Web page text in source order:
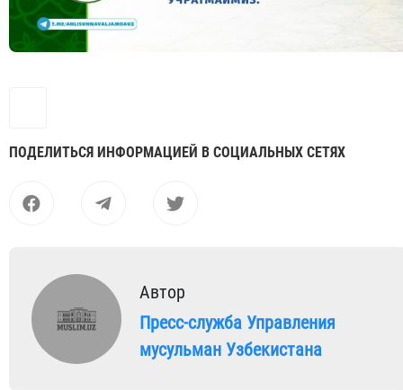
ПОДЕЛИТЬСЯ ИНФОРМАЦИЕЙ В СОЦИАЛЬНЫХ СЕТЯХ
Автор
Пресс-служба Управления
мусульман Узбекистана